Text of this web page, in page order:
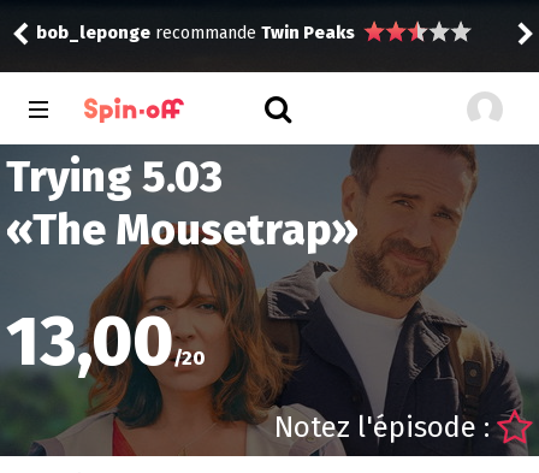
bob_leponge recommande Twin Peaks
Trying 5.03
«The Mousetrap»
13,00/20
Notez l'épisode :